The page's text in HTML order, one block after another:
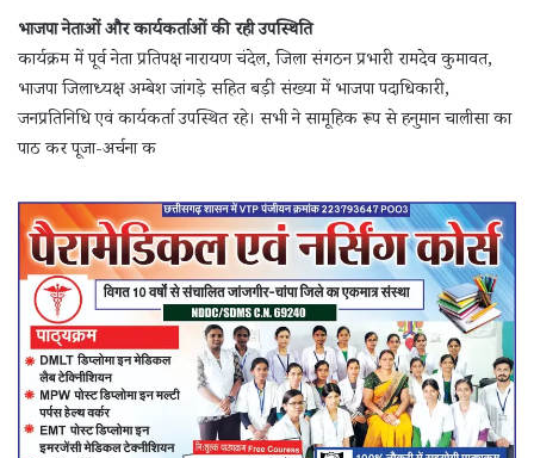
भाजपा नेताओं और कार्यकर्ताओं की रही उपस्थिति
कार्यक्रम में पूर्व नेता प्रतिपक्ष नारायण चंदेल, जिला संगठन प्रभारी रामदेव कुमावत,
भाजपा जिलाध्यक्ष अम्बेश जांगड़े सहित बड़ी संख्या में भाजपा पदाधिकारी,
जनप्रतिनिधि एवं कार्यकर्ता उपस्थित रहे। सभी ने सामूहिक रूप से हनुमान चालीसा का
पाठ कर पूजा-अर्चना क